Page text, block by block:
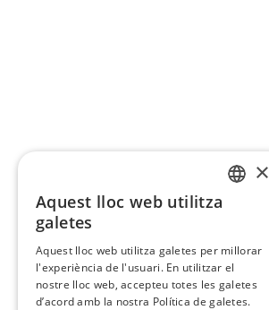
×
Aquest lloc web utilitza
galetes
Aquest lloc web utilitza galetes per millorar
l'experiència de l'usuari. En utilitzar el
nostre lloc web, accepteu totes les galetes
d’acord amb la nostra Política de galetes.